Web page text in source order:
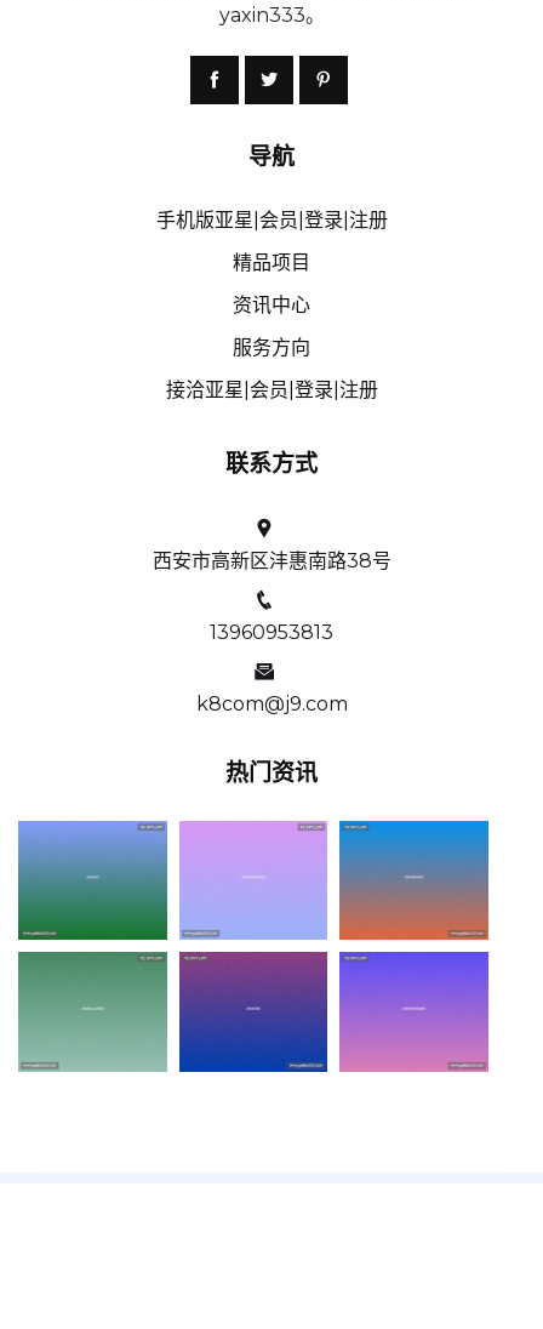
yaxin333。
导航
手机版亚星|会员|登录|注册
精品项目
资讯中心
服务方向
接洽亚星|会员|登录|注册
联系方式
西安市高新区沣惠南路38号
13960953813
k8com@j9.com
热门资讯